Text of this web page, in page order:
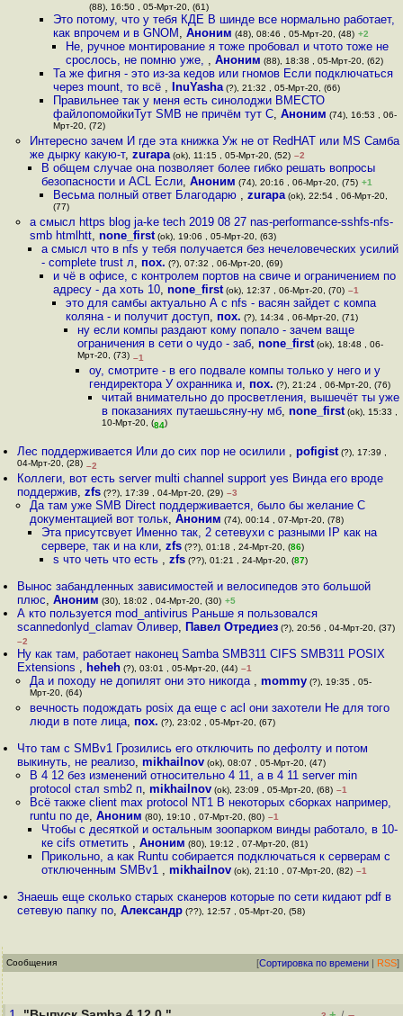
(88), 16:50 , 05-Мрт-20, (61)
Это потому, что у тебя КДЕ В шинде все нормально работает,
как впрочем и в GNOM ,Аноним (48), 08:46 , 05-Мрт-20, (48) +2
Не, ручное монтирование я тоже пробовал и чтото тоже не
срослось, не помню уже, , Аноним (88), 18:38 , 05-Мрт-20, (62)
Та же фигня - это из-за кедов или гномов Если подключаться
через mount, то всё , InuYasha (?), 21:32 , 05-Мрт-20, (66)
Правильнее так у меня есть синолоджи ВМЕСТО
файлопомойкиТут SMB не причём тут С,Аноним (74), 16:53 , 06-
Мрт-20, (72)
Интересно зачем И где эта книжка Уж не от RedHAT или MS Самба
же дырку какую-т, zurapa(ok), 11:15 , 05-Мрт-20, (52) –2
В общем случае она позволяет более гибко решать вопросы
безопасности и ACL Если, Аноним (74), 20:16 , 06-Мрт-20, (75) +1
Весьма полный ответ Благодарю ,zurapa (ok), 22:54 , 06-Мрт-20,
(77)
а смысл https blog ja-ke tech 2019 08 27 nas-performance-sshfs-nfs-
smb htmlhtt, none_first(ok), 19:06 , 05-Мрт-20, (63)
а смысл что в nfs у тебя получается без нечеловеческих усилий
- complete trust л, пох. (?), 07:32 , 06-Мрт-20, (69)
и чё в офисе, с контролем портов на свиче и ограничением по
адресу - да хоть 10,none_first (ok), 12:37 , 06-Мрт-20, (70) –1
это для самбы актуально А с nfs - васян зайдет с компа
коляна - и получит доступ, пох. (?), 14:34 , 06-Мрт-20, (71)
ну если компы раздают кому попало - зачем ваще
ограничения в сети о чудо - заб, none_first(ok), 18:48 , 06-
Мрт-20, (73) –1
оу, смотрите - в его подвале компы только у него и у
гендиректора У охранника и, пох. (?), 21:24 , 06-Мрт-20, (76)
читай внимательно до просветления, вышечёт ты уже
в показаниях путаешьсяну-ну мб, none_first(ok), 15:33 ,
10-Мрт-20, (84)
Лес поддерживается Или до сих пор не осилили ,pofigist (?), 17:39 ,
04-Мрт-20, (28) –2
Коллеги, вот есть server multi channel support yes Винда его вроде
поддержив,zfs (??), 17:39 , 04-Мрт-20, (29) –3
Да там уже SMB Direct поддерживается, было бы желание С
документацией вот тольк, Аноним (74), 00:14 , 07-Мрт-20, (78)
Этa присутсвует Именно так, 2 сетевухи с разными IP как на
сервере, так и на кли, zfs(??), 01:18 , 24-Мрт-20, (86)
s что четь что есть ,zfs (??), 01:21 , 24-Мрт-20, (87)
Вынос забандленных зависимостей и велосипедов это большой
плюс,Аноним (30), 18:02 , 04-Мрт-20, (30) +5
А кто пользуется mod_antivirus Раньше я пользовался
scannedonlyd_clamav Оливер, Павел Отредиез (?), 20:56 , 04-Мрт-20, (37)
–2
Ну как там, работает наконец Samba SMB311 CIFS SMB311 POSIX
Extensions , heheh (?), 03:01 , 05-Мрт-20, (44) –1
Да и походу не допилят они это никогда , mommy(?), 19:35 , 05-
Мрт-20, (64)
вечность подождать posix да еще с acl они захотели Не для того
люди в поте лица, пох. (?), 23:02 , 05-Мрт-20, (67)
Что там с SMBv1 Грозились его отключить по дефолту и потом
выкинуть, не реализо,mikhailnov (ok), 08:07 , 05-Мрт-20, (47)
В 4 12 без изменений относительно 4 11, а в 4 11 server min
protocol стал smb2 п, mikhailnov(ok), 23:09 , 05-Мрт-20, (68) –1
Всё также client max protocol NT1 В некоторых сборках например,
runtu по де, Аноним (80), 19:10 , 07-Мрт-20, (80) –1
Чтобы с десяткой и остальным зоопарком винды работало, в 10-
ке cifs отметить , Аноним (80), 19:12 , 07-Мрт-20, (81)
Прикольно, а как Runtu собирается подключаться к серверам с
отключенным SMBv1 , mikhailnov(ok), 21:10 , 07-Мрт-20, (82) –1
Знаешь еще сколько старых сканеров которые по сети кидают pdf в
сетевую папку по,Александр (??), 12:57 , 05-Мрт-20, (58)
Сообщения [Сортировка по времени | RSS]